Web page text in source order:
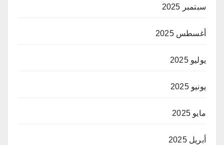
سبتمبر 2025
أغسطس 2025
يوليو 2025
يونيو 2025
مايو 2025
أبريل 2025